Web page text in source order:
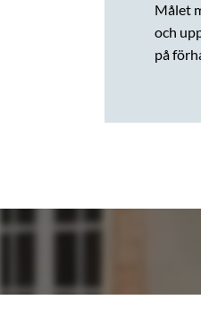
Målet
och
på